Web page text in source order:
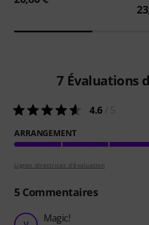
7 Évaluations
4.6
ARRANGEMENT
Lignes directrices d'évaluation
5Commentaires
Magic!